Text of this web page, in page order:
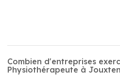
Combien d'entreprises
Physiothérapeute à